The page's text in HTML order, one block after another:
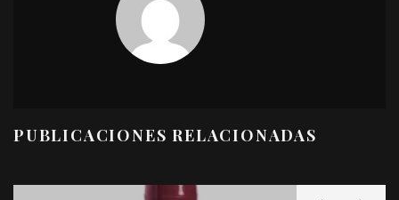
PUBLICACIONES RELACIONADAS